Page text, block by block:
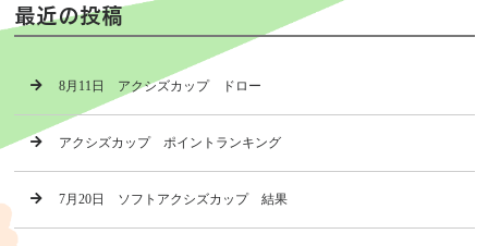
最近の投稿
8月11日 アクシズカップ ドロー
アクシズカップ ポイントランキング
7月20日 ソフトアクシズカップ 結果